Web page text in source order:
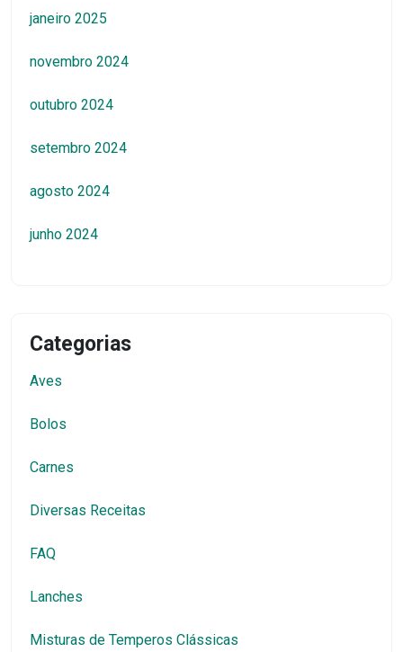
janeiro 2025
novembro 2024
outubro 2024
setembro 2024
agosto 2024
junho 2024
Categorias
Aves
Bolos
Carnes
Diversas Receitas
FAQ
Lanches
Misturas de Temperos Clássicas